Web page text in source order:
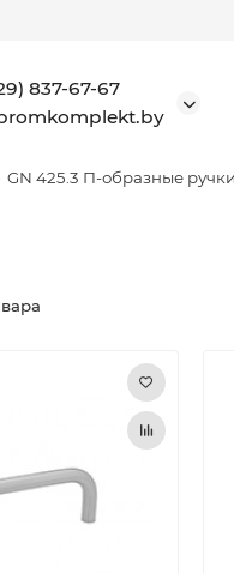
837-67-67
GN 425.3 П-образные